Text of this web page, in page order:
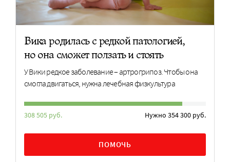
Вика родилась с редкой патологией,
но она сможет ползать и стоять
У Вики редкое заболевание – артрогрипоз. Чтобы она
смогла двигаться, нужна лечебная физкультура
308 505 руб. Нужно 354 300 руб.
ПОМОЧЬ